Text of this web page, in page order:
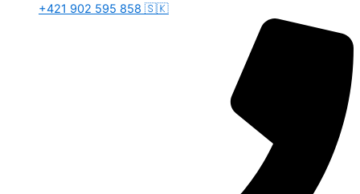
+421 902 595 858 🇸🇰